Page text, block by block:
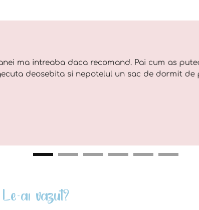
ma intreaba daca recomand. Pai cum as
deosebita si nepotelul un sac de dormit de
ai vazut?